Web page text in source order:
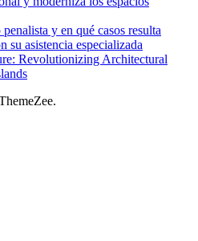
y en qué casos resulta
su asistencia especializada
Revolutionizing Architectural